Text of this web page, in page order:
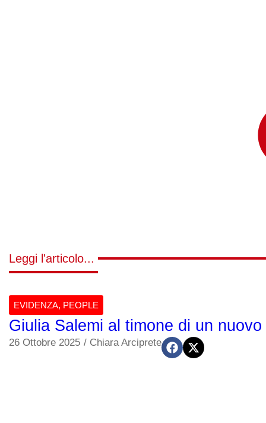
Leggi l'articolo...
EVIDENZA, PEOPLE
Giulia Salemi al timone di un
26 Ottobre 2025 / Chiara Arciprete